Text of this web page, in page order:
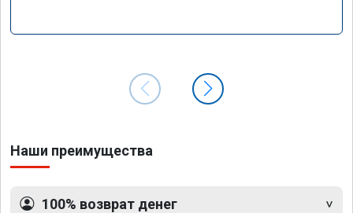
Наши преимущества
100% возврат денег